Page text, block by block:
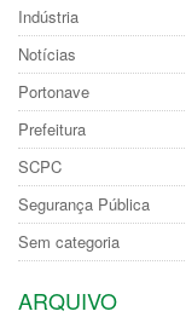
Indústria
Notícias
Portonave
Prefeitura
SCPC
Segurança Pública
Sem categoria
ARQUIVO